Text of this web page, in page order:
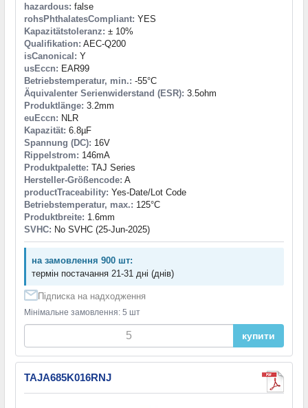
hazardous: false
rohsPhthalatesCompliant: YES
Kapazitätstoleranz: ± 10%
Qualifikation: AEC-Q200
isCanonical: Y
usEccn: EAR99
Betriebstemperatur, min.: -55°C
Äquivalenter Serienwiderstand (ESR): 3.5ohm
Produktlänge: 3.2mm
euEccn: NLR
Kapazität: 6.8µF
Spannung (DC): 16V
Rippelstrom: 146mA
Produktpalette: TAJ Series
Hersteller-Größencode: A
productTraceability: Yes-Date/Lot Code
Betriebstemperatur, max.: 125°C
Produktbreite: 1.6mm
SVHC: No SVHC (25-Jun-2025)
на замовлення 900 шт:
термін постачання 21-31 дні (днів)
Підписка на надходження
Мінімальне замовлення: 5 шт
купити
TAJA685K016RNJ